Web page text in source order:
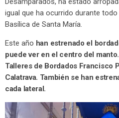
igual que ha ocurrido durante
Basílica de Santa María.
Este año han estrenado el
puede ver en el centro del
Talleres de Bordados Francisco
Calatrava. También se han
cada lateral.